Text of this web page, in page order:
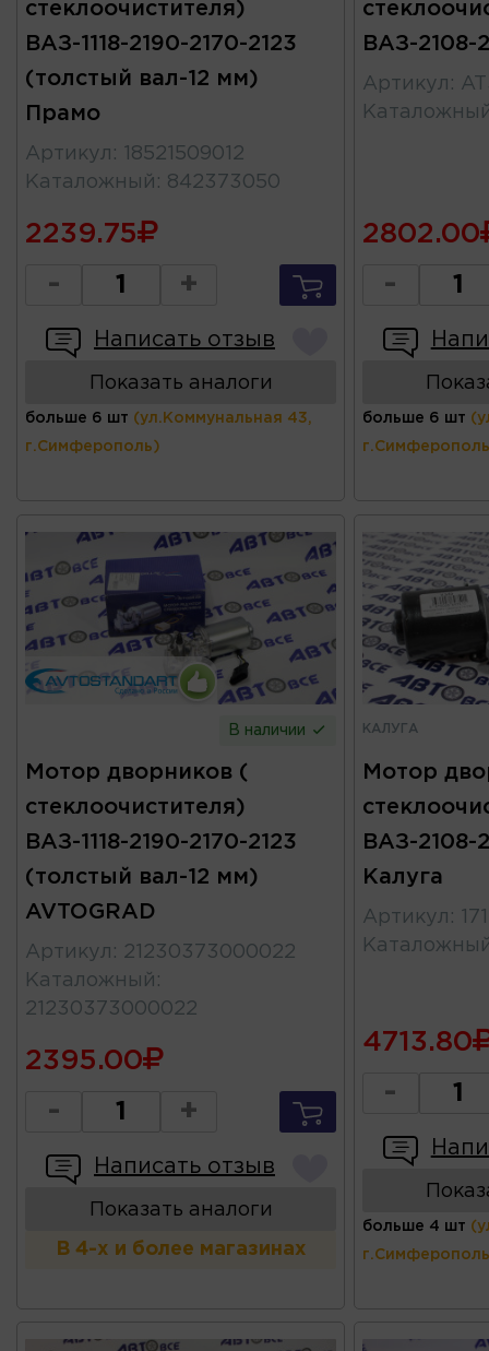
стеклоочистителя)
ВАЗ-1118-2190-2170-2123
(толстый вал-12 мм)
Прамо
Артикул :
18521509012
Каталожный : 842373050
2239.75
- +
Написать отзыв
Показать аналоги
больше 6 шт (ул.Коммунальная 43,
г.Симферополь)
ВАЗ-2108-
Артикул :
2802.00
-
больше 6 шт
В наличии
Мотор дворников (
стеклоочистителя)
ВАЗ-1118-2190-2170-2123
(толстый вал-12 мм)
AVTOGRAD
Артикул : 21230373000022
Каталожный :
21230373000022
2395.00
- +
Написать отзыв
Показать аналоги
В 4-х и более магазинах
КАЛУГА
Мотор
ВАЗ-2108-
Калуга
Артикул :
4713.80
-
больше 4 шт